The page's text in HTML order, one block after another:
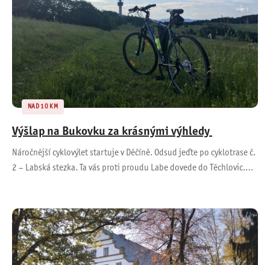
NAD 10 KM
Výšlap na Bukovku za krásnými výhledy
Náročnější cyklovýlet startuje v Děčíně. Odsud jeďte po cyklotrase č.
2 – Labská stezka. Ta vás proti proudu Labe dovede do Těchlovic.…